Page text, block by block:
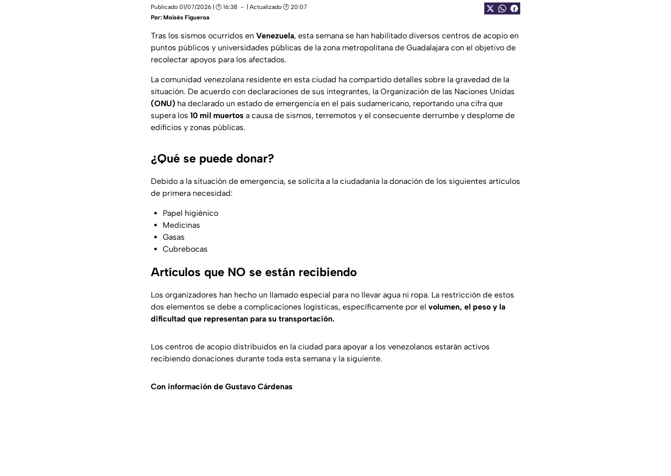
Publicado 01/07/2026 | 🕑 16:38
| Actualizado 🕑 20:07
Por: Moisés Figueroa
Tras los sismos ocurridos en Venezuela, esta semana se han habilitado diversos centros de acopio en
puntos públicos y universidades públicas de la zona metropolitana de Guadalajara con el objetivo de
recolectar apoyos para los afectados.
La comunidad venezolana residente en esta ciudad ha compartido detalles sobre la gravedad de la
situación. De acuerdo con declaraciones de sus integrantes, la Organización de las Naciones Unidas
(ONU) ha declarado un estado de emergencia en el país sudamericano, reportando una cifra que
supera los 10 mil muertos a causa de sismos, terremotos y el consecuente derrumbe y desplome de
edificios y zonas públicas.
¿Qué se puede donar?
Debido a la situación de emergencia, se solicita a la ciudadanía la donación de los siguientes artículos
de primera necesidad:
Papel higiénico
Medicinas
Gasas
Cubrebocas
Artículos que NO se están recibiendo
Los organizadores han hecho un llamado especial para no llevar agua ni ropa. La restricción de estos
dos elementos se debe a complicaciones logísticas, específicamente por el volumen, el peso y la
dificultad que representan para su transportación.
Los centros de acopio distribuidos en la ciudad para apoyar a los venezolanos estarán activos
recibiendo donaciones durante toda esta semana y la siguiente.
Con información de Gustavo Cárdenas